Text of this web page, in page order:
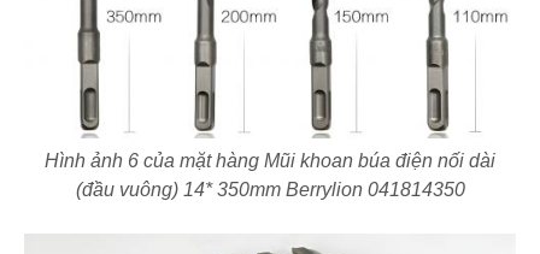
Hình ảnh 6 của mặt hàng Mũi khoan búa điện nối dài
(đầu vuông) 14* 350mm Berrylion 041814350